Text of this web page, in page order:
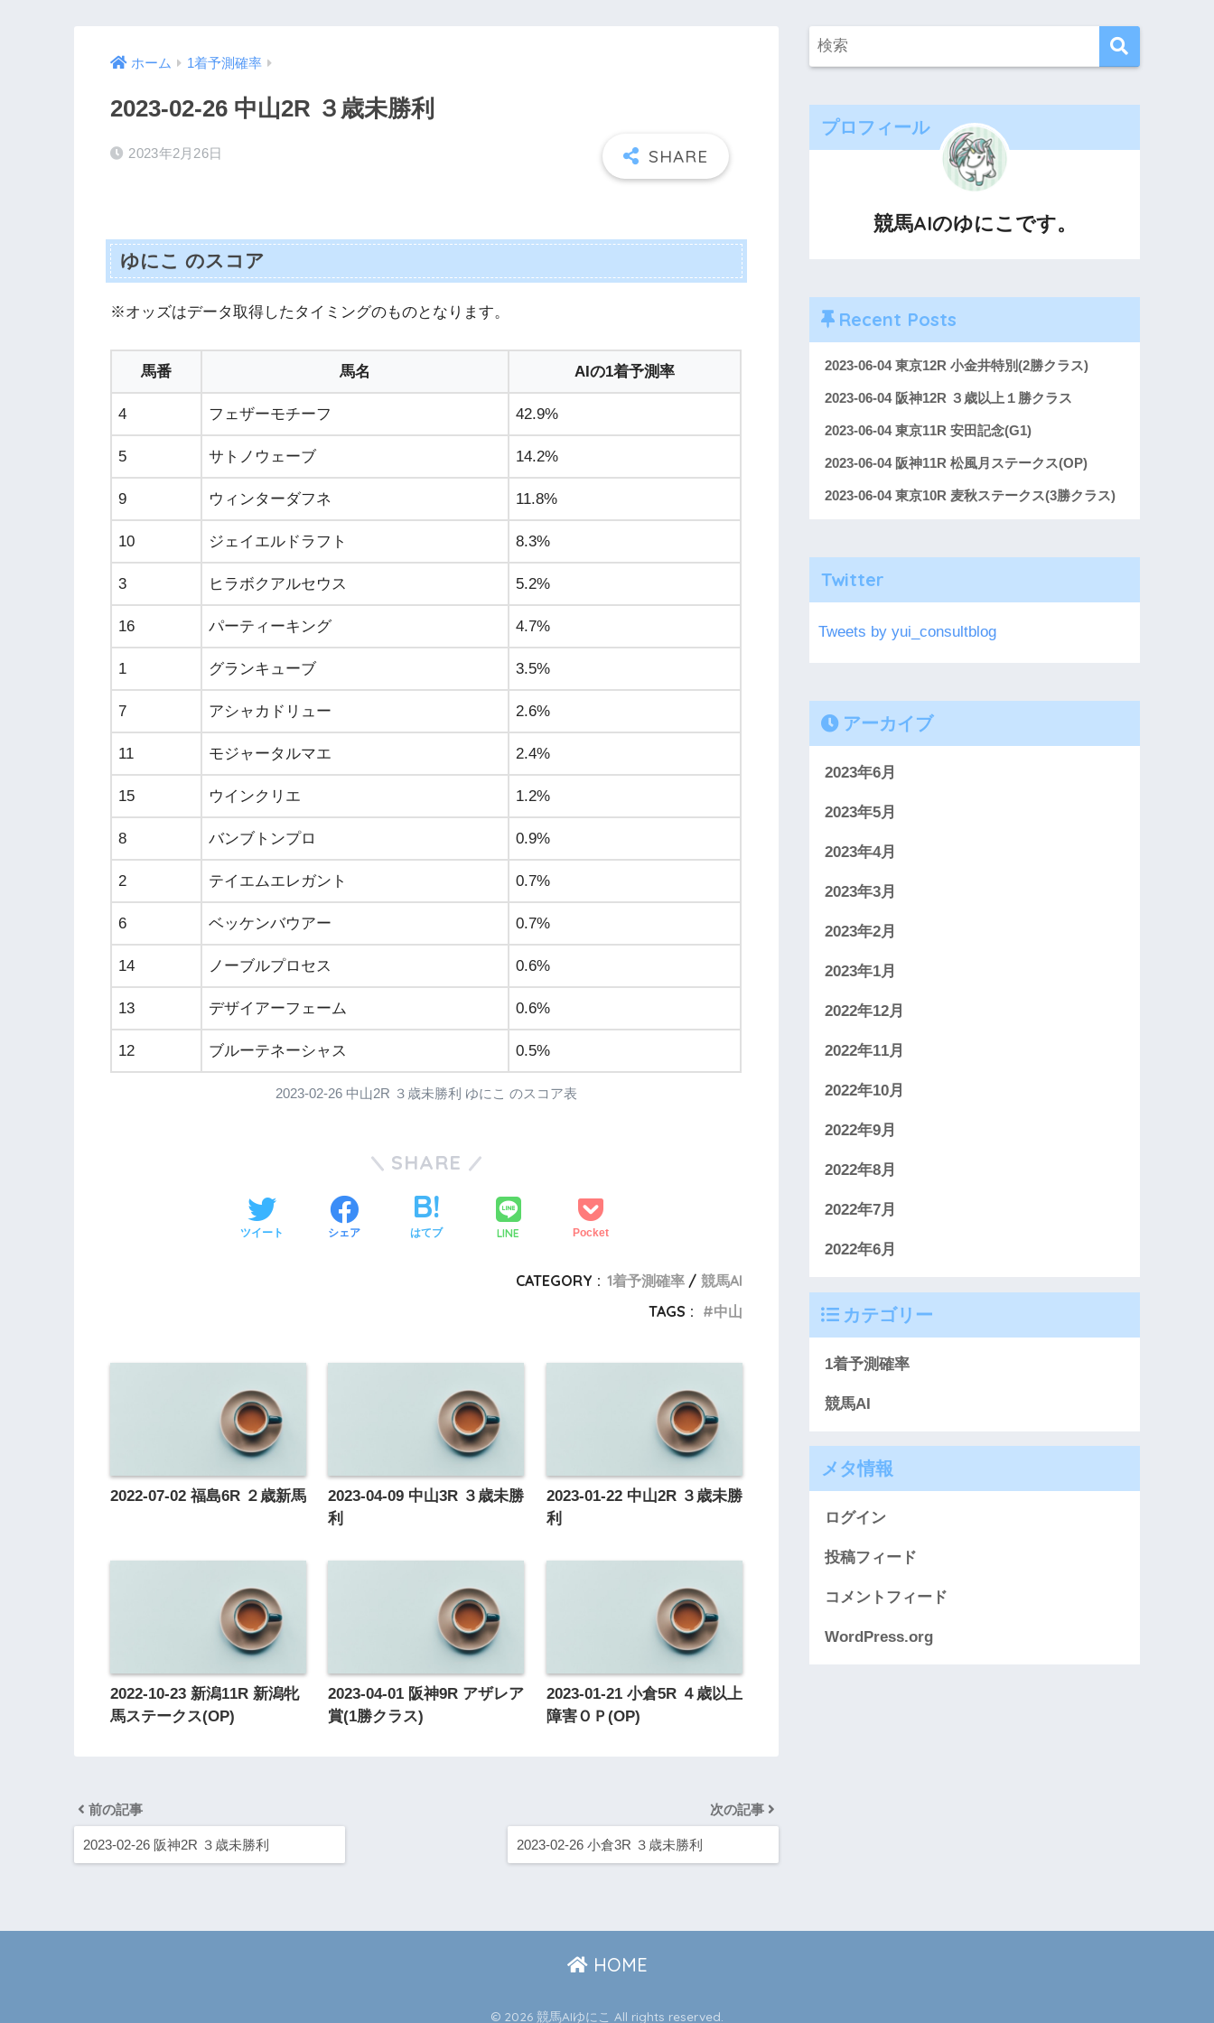
ホーム 1着予測確率
2023-02-26 中山2R ３歳未勝利
2023年2月26日
ゆにこ のスコア
※オッズはデータ取得したタイミングのものとなります。
馬番 馬名 AIの1着予測率
4 フェザーモチーフ 42.9%
5 サトノウェーブ 14.2%
9 ウィンターダフネ 11.8%
10 ジェイエルドラフト 8.3%
3 ヒラボクアルセウス 5.2%
16 パーティーキング 4.7%
1 グランキューブ 3.5%
7 アシャカドリュー 2.6%
11 モジャータルマエ 2.4%
15 ウインクリエ 1.2%
8 バンブトンプロ 0.9%
2 テイエムエレガント 0.7%
6 ベッケンバウアー 0.7%
14 ノーブルプロセス 0.6%
13 デザイアーフェーム 0.6%
12 ブルーテネーシャス 0.5%
2023-02-26 中山2R ３歳未勝利 ゆにこ のスコア表
SHARE
ツイート シェア はてブ LINE Pocket
CATEGORY : 1着予測確率
競馬AI
TAGS :
中山
2022-07-02 福島6R ２歳新馬
2023-04-09 中山3R ３歳未勝
利
2023-01-22 中山2R ３歳未勝
利
2022-10-23 新潟11R 新潟牝
馬ステークス(OP)
2023-04-01 阪神9R アザレア
賞(1勝クラス)
2023-01-21 小倉5R ４歳以上
障害ＯＰ(OP)
前の記事
2023-02-26 阪神2R ３歳未勝利
次の記事
2023-02-26 小倉3R ３歳未勝利
プロフィール
競馬AIのゆにこです。
Recent Posts
2023-06-04 東京12R 小金井特別(2勝クラス)
2023-06-04 阪神12R ３歳以上１勝クラス
2023-06-04 東京11R 安田記念(G1)
2023-06-04 阪神11R 松風月ステークス(OP)
2023-06-04 東京10R 麦秋ステークス(3勝クラス)
Twitter
Tweets by yui_consultblog
アーカイブ
2023年6月
2023年5月
2023年4月
2023年3月
2023年2月
2023年1月
2022年12月
2022年11月
2022年10月
2022年9月
2022年8月
2022年7月
2022年6月
カテゴリー
1着予測確率
競馬AI
メタ情報
ログイン
投稿フィード
コメントフィード
WordPress.org
HOME
© 2026 競馬AIゆにこ All rights reserved.